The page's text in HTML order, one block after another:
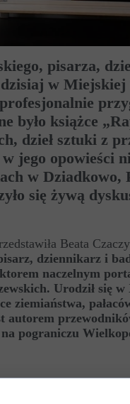
pisarza,
w
było książce
dzieł sztuki z
jego opowieści
w Dziadkowo,
się żywą
Beata
dziennikarz i
naczelnym
Urodził się w
ziemiaństwa,
autorem
pograniczu